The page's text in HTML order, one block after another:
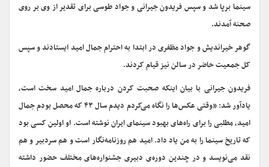
سینما برپا شد و سپس فریدون جیرانی و جواد طوسی برای تقدیر از وی بر روی
صحنه آمدند.
گوهر خیراندیش و جواد مظفری در ابتدا به احترام جمال امید ایستادند و سپس
کل جمعیت حاضر در سالن نیز قیام کردند.
فریدون جیرانی با بیان اینکه صحبت کردن درباره جمال امید سخت است،
یادآور شد: «وقتی عکس‌ها را نگاه می‌کردم دیدم سال ۴۳ که محصل بودم جمال
امید، مطلبی را برای راه‌های بهبود سینمای ایران نوشته است. او اولین کسی بود
که تاریخ سینما را به من یاد داد. امید هم روزنامه‌نگار است و هم سردبیر و هم
نقد می‌نویسد و در چندین دوره‌ی دبیری جشنواره‌های مختلف حضور داشته